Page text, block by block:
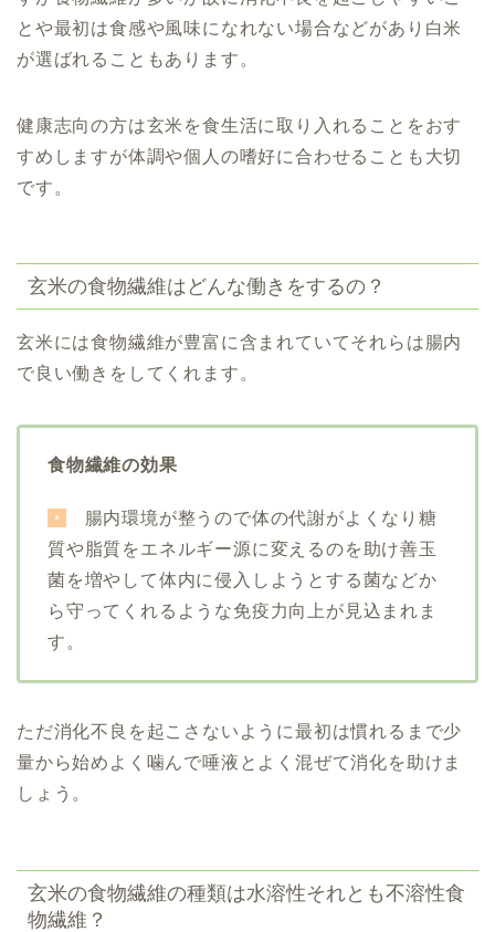
とや最初は食感や風味になれない場合などがあり白米
が選ばれることもあります。
健康志向の方は玄米を食生活に取り入れることをおす
すめしますが体調や個人の嗜好に合わせることも大切
です。
玄米の食物繊維はどんな働きをするの？
玄米には食物繊維が豊富に含まれていてそれらは腸内
で良い働きをしてくれます。
食物繊維の効果
・
腸内環境が整うので体の代謝がよくなり糖
質や脂質をエネルギー源に変えるのを助け善玉
菌を増やして体内に侵入しようとする菌などか
ら守ってくれるような免疫力向上が見込まれま
す。
ただ消化不良を起こさないように最初は慣れるまで少
量から始めよく噛んで唾液とよく混ぜて消化を助けま
しょう。
玄米の食物繊維の種類は水溶性それとも不溶性食
物繊維？